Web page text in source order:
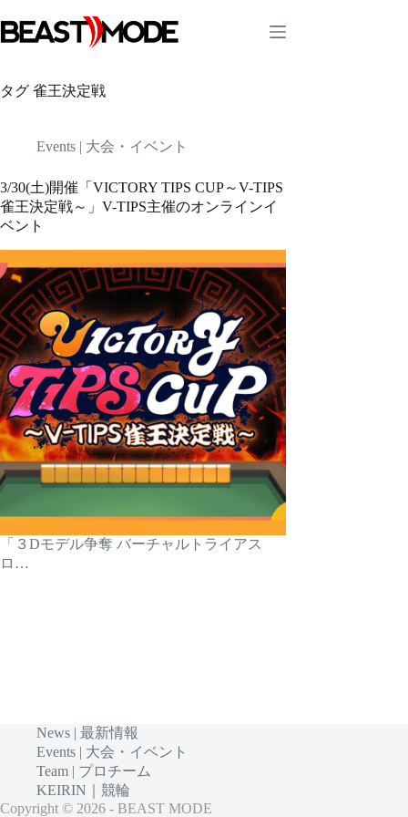
ン
テ
ツ
へ
プ
タグ 雀王決定戦
Events | 大会・イベント
3/30(土)開催「VICTORY TIPS CUP～V-TIPS
雀王決定戦～」V-TIPS主催のオンラインイ
ベント
「３Dモデル争奪 バーチャルトライアス
ロ…
News | 最新情報
Events | 大会・イベント
Team | プロチーム
KEIRIN｜競輪
Copyright © 2026 - BEAST MODE